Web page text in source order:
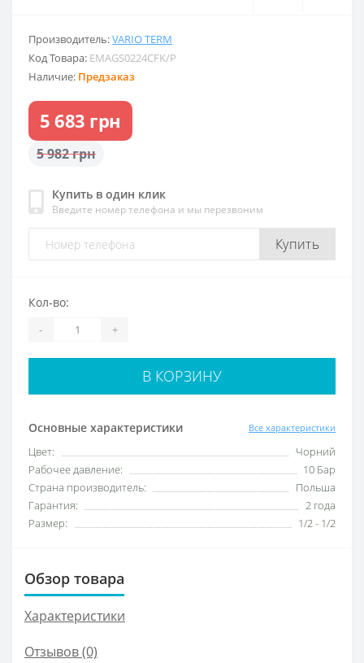
Производитель:VARIO TERM
Код Товара: EMAGS0224CFK/P
Наличие: Предзаказ
5 683 грн
5 982 грн
Купить в один клик
Введите номер телефона и мы перезвоним
Купить
Основные характеристики Все характеристики
Цвет:
Чорний
Рабочее давление:
10 Бар
Страна производитель:
Польша
Гарантия:
2 года
Размер:
1/2 - 1/2
Кол-во:
- +
В КОРЗИНУ
Обзор товара
Характеристики
Отзывов (0)